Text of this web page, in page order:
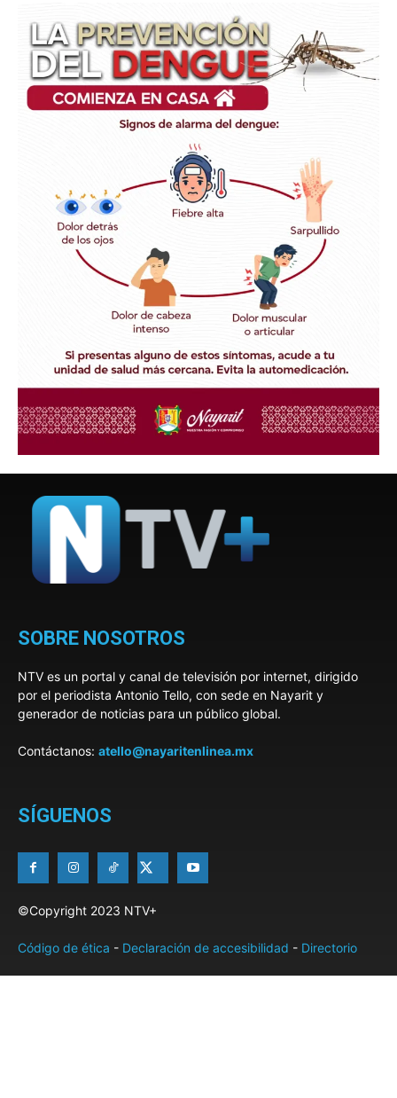
SOBRE NOSOTROS
NTV es un portal y canal de televisión por internet, dirigido
por el periodista Antonio Tello, con sede en Nayarit y
generador de noticias para un público global.
Contáctanos: atello@nayaritenlinea.mx
SÍGUENOS
©Copyright 2023 NTV+
Código de ética - Declaración de accesibilidad - Directorio